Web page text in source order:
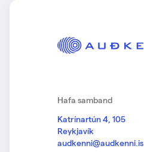
Hafa samband
Katrínartún 4, 105
Reykjavík
audkenni@audkenni.is